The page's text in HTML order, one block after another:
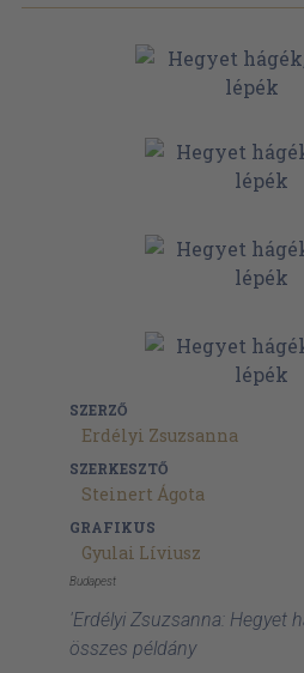
SZERZŐ
Erdélyi Zsuzsanna
SZERKESZTŐ
Steinert Ágota
GRAFIKUS
Gyulai Líviusz
Budapest
'Erdélyi Zsuzsanna: Hegyet
összes példány